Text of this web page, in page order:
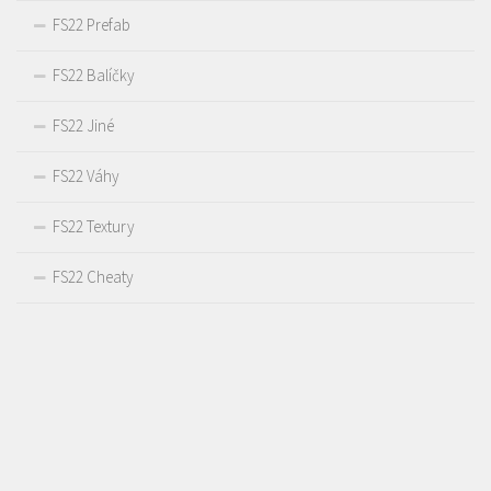
FS22 Prefab
FS22 Balíčky
FS22 Jiné
FS22 Váhy
FS22 Textury
FS22 Cheaty